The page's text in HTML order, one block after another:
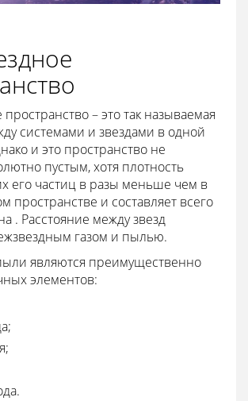
– это так называемая
системами и звездами в одной
и это пространство не
пустым, хотя плотность
его частиц в разы меньше чем в
пространстве и составляет всего
. Расстояние между звезд
газом и пылью.
являются преимущественно
элементов: